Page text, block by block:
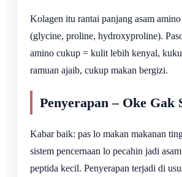
Kolagen itu rantai panjang asam
(glycine, proline, hydroxyproline).
amino cukup = kulit lebih kenyal,
ramuan ajaib, cukup makan bergizi.
Penyerapan – Oke Gak
Kabar baik: pas lo makan makanan
sistem pencernaan lo pecahin jadi
peptida kecil. Penyerapan terjadi di